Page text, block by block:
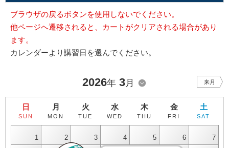
ブラウザの戻るボタンを使用しないでください。
他ページへ遷移されると、カートがクリアされる場合があり
ます。
カレンダーより講習日を選んでください。
2026年 3月 来月
日
SUN
月
MON
火
TUE
水
WED
木
THU
金
FRI
土
SAT
1 2 3 4 5 6 7